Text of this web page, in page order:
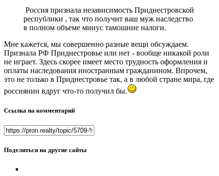
Россия признала независимость Приднестровской
республики , так что получит ваш муж наследство
в полном объеме минус тамошние налоги.
Мне кажется, мы совершенно разные вещи обсуждаем.
Признала РФ Приднестровье или нет - вообще никакой роли
не играет. Здесь скорее имеет место трудность оформления и
оплаты наследования иностранным гражданином. Впрочем,
это не только в Приднестровье так, а в любой стране мира, где
россиянин вдруг что-то получил бы.
Ссылка на комментарий
Поделиться на другие сайты